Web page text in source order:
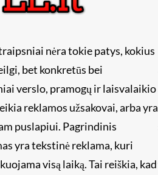
nėra tokie patys, kokius
bet konkretūs bei
verslo, pramogų ir laisvalaikio
reklamos užsakovai, arba yra
puslapiui. Pagrindinis
yra tekstinė reklama, kuri
visą laiką. Tai reiškia, kad